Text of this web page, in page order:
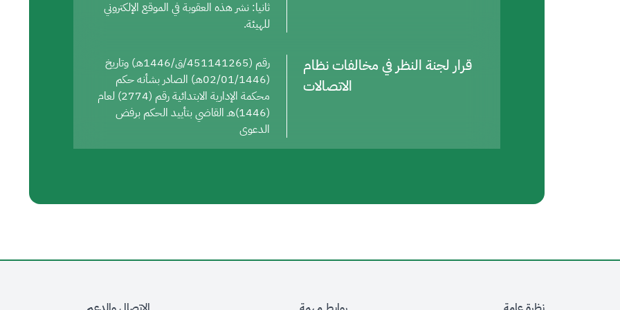
ثانيا: نشر هذه العقوبة في الموقع الإلكتروني
للهيئة.
قرار لجنة النظر في مخالفات نظام
الاتصالات
رقم (451141265/ق/1446هـ) وتاريخ
(02/01/1446هـ) الصادر بشأنه حكم
محكمة الإدارية الابتدائية رقم (2774) لعام
(1446)هـ القاضي بتأييد الحكم برفض
الدعوى